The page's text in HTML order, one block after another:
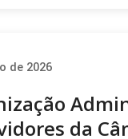
de 2026
da